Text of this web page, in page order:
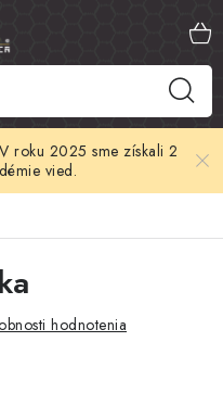
V roku 2025 sme získali 2
vied.
hodnotenia